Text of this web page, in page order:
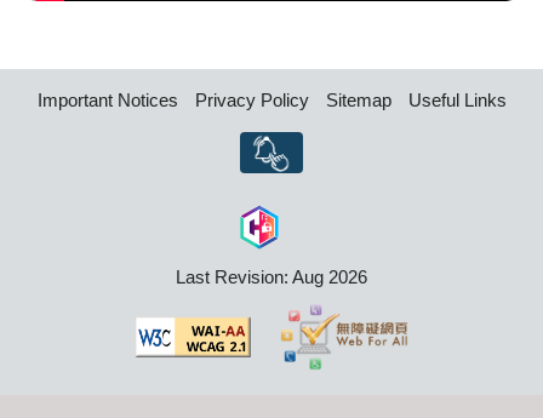
Important Notices Privacy Policy Sitemap Useful Links
Last Revision: Aug 2026